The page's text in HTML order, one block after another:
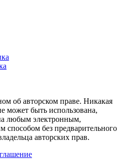
об авторском праве. Никакая
может быть использована,
любым электронным,
способом без предварительного
авторских прав.